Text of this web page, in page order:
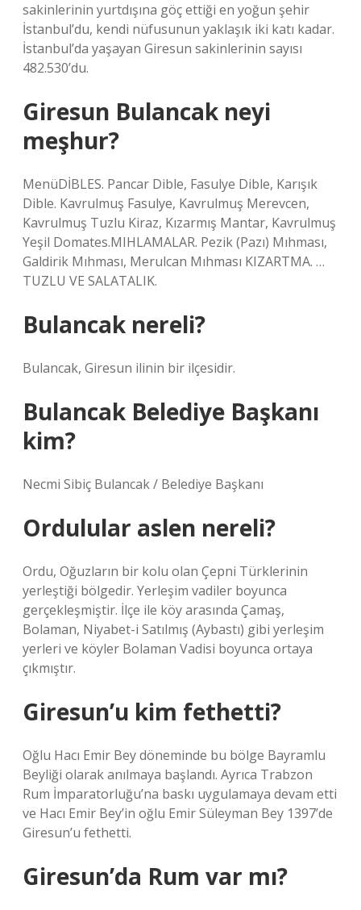
sakinlerinin yurtdışına göç ettiği en yoğun şehir
İstanbul’du, kendi nüfusunun yaklaşık iki katı kadar.
İstanbul’da yaşayan Giresun sakinlerinin sayısı
482.530’du.
Giresun Bulancak neyi
meşhur?
MenüDİBLES. Pancar Dible, Fasulye Dible, Karışık
Dible. Kavrulmuş Fasulye, Kavrulmuş Merevcen,
Kavrulmuş Tuzlu Kiraz, Kızarmış Mantar, Kavrulmuş
Yeşil Domates.MIHLAMALAR. Pezik (Pazı) Mıhması,
Galdirik Mıhması, Merulcan Mıhması KIZARTMA. …
TUZLU VE SALATALIK.
Bulancak nereli?
Bulancak, Giresun ilinin bir ilçesidir.
Bulancak Belediye Başkanı
kim?
Necmi Sibiç Bulancak / Belediye Başkanı
Ordulular aslen nereli?
Ordu, Oğuzların bir kolu olan Çepni Türklerinin
yerleştiği bölgedir. Yerleşim vadiler boyunca
gerçekleşmiştir. İlçe ile köy arasında Çamaş,
Bolaman, Niyabet-i Satılmış (Aybastı) gibi yerleşim
yerleri ve köyler Bolaman Vadisi boyunca ortaya
çıkmıştır.
Giresun’u kim fethetti?
Oğlu Hacı Emir Bey döneminde bu bölge Bayramlu
Beyliği olarak anılmaya başlandı. Ayrıca Trabzon
Rum İmparatorluğu’na baskı uygulamaya devam etti
ve Hacı Emir Bey’in oğlu Emir Süleyman Bey 1397’de
Giresun’u fethetti.
Giresun’da Rum var mı?